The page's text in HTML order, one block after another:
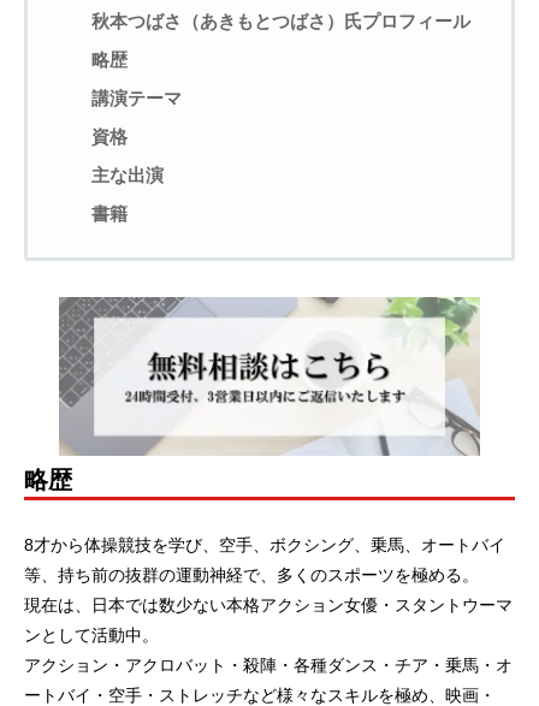
秋本つばさ（あきもとつばさ）氏プロフィール
略歴
講演テーマ
資格
主な出演
書籍
略歴
8才から体操競技を学び、空手、ボクシング、乗馬、オートバイ
等、持ち前の抜群の運動神経で、多くのスポーツを極める。
現在は、日本では数少ない本格アクション女優・スタントウーマ
ンとして活動中。
アクション・アクロバット・殺陣・各種ダンス・チア・乗馬・オ
ートバイ・空手・ストレッチなど様々なスキルを極め、映画・